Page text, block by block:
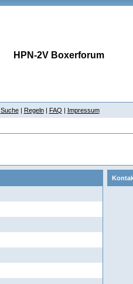
HPN-2V Boxerforum
Suche| Regeln| FAQ | Impressum